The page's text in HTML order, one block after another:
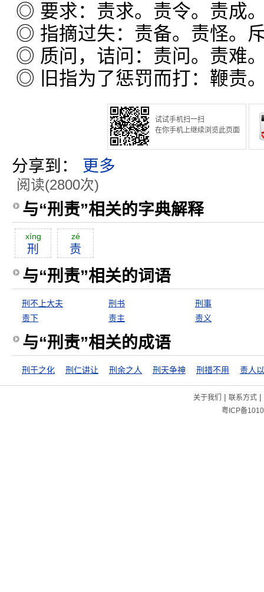
◎ 要求：责求。责令。责成
◎ 指摘过失：责备。责怪。
◎ 质问，诘问：责问。责难
◎ 旧指为了惩罚而打：鞭责
试试手机扫一扫
在你手机上继续浏览此页面
分享到： 更多
阅读(2800次)
与“刑责”相关的字典解释
xíng
刑
zé
责
与“刑责”相关的词语
刑不上大夫 刑书
刑事
责下
责主 责义
与“刑责”相关的成语
刑于之化 刑仁讲让 刑余之人 刑天争神 刑措不用
关于我们 | 联系方式|
粤ICP备